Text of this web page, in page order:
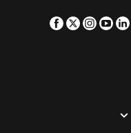
Facebook
Twitter